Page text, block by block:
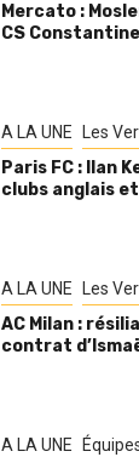
Mercato :
CS
A LA UNE Les
Paris FC : Ilan
clubs anglais
A LA UNE Les
AC Milan :
contrat
A LA UNE